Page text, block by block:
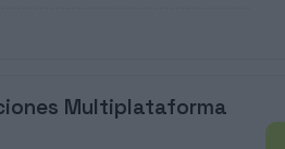
Multiplataforma